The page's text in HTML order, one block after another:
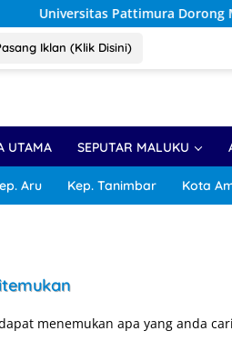
Dorong Mahasiswa Menembus
Iklan (Klik Disini)
UTAMA SEPUTAR MALUKU
Aru Kep. Tanimbar Kota
menemukan apa yang anda